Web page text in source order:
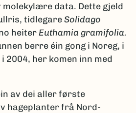
molekylære data. Dette gjeld
tidlegareSolidago
heiter Euthamia gramifolia.
berre éin gong i Noreg, i
2004, her komen inn med
av dei aller første
hageplanter frå Nord-